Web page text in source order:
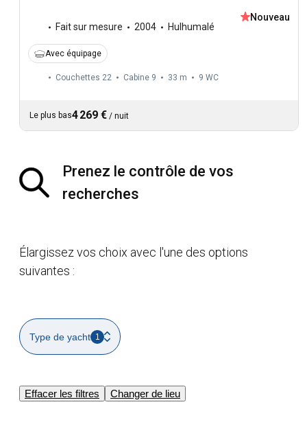
Fait sur mesure 2004 Hulhumalé
Nouveau
Avec équipage
Couchettes 22 Cabine 9 33 m 9 WC
Le plus bas4 269 € / nuit
Prenez le contrôle de vos
recherches
Élargissez vos choix avec l'une des options
suivantes :
Type de yacht 1
Effacer les filtres Changer de lieu